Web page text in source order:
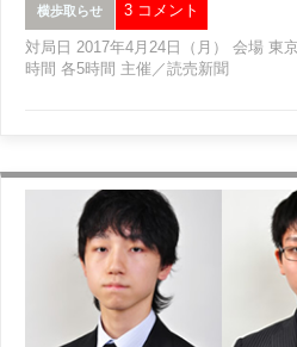
横歩取らせ 3 コメント
対局日 2017年4月24日（月） 会場 東
時間 各5時間 主催／読売新聞